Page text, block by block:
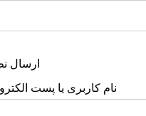
ارسال
نام کاربری یا پست